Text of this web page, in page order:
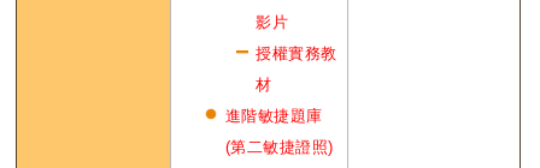
影片
授權實務教
材
進階敏捷題庫
(第二敏捷證照)